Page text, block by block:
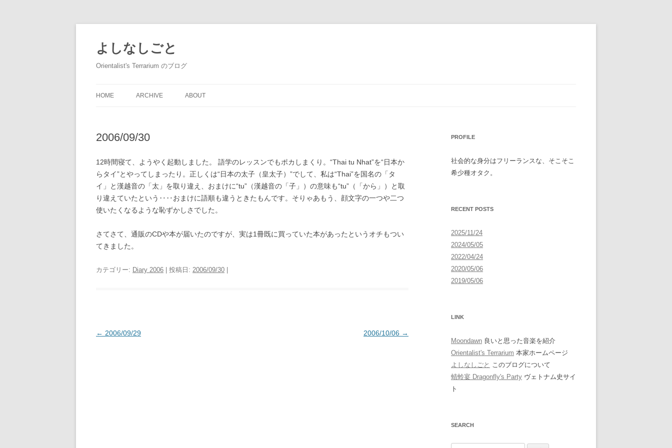
テ
ン
ツ
へ
ス
よしなしごと
Orientalist's Terrarium のブログ
HOME ARCHIVE ABOUT
2006/09/30
12時間寝て、ようやく起動しました。 語学のレッスンでもポカしまくり。“Thai tu Nhat”を“日本か
らタイ”とやってしまったり。正しくは“日本の太子（皇太子）”でして、私は“Thai”を国名の「タ
イ」と漢越音の「太」を取り違え、おまけに“tu”（漢越音の「子」）の意味も“tu”（「から」）と取
り違えていたという‥‥おまけに語順も違うときたもんです。そりゃあもう、顔文字の一つや二つ
使いたくなるような恥ずかしさでした。
さてさて、通販のCDや本が届いたのですが、実は1冊既に買っていた本があったというオチもつい
てきました。
カテゴリー: Diary 2006 | 投稿日: 2006/09/30
投
← 2006/09/29 2006/10/06 →
PROFILE
社会的な身分はフリーランスな、そこそこ
希少種オタク。
RECENT POSTS
2025/11/24
2024/05/05
2022/04/24
2020/05/06
2019/05/06
LINK
Moondawn 良いと思った音楽を紹介
Orientalist's Terrarium 本家ホームページ
よしなしごと このブログについて
蜻蛉宴 Dragonfly's Party ヴェトナム史サイ
ト
SEARCH